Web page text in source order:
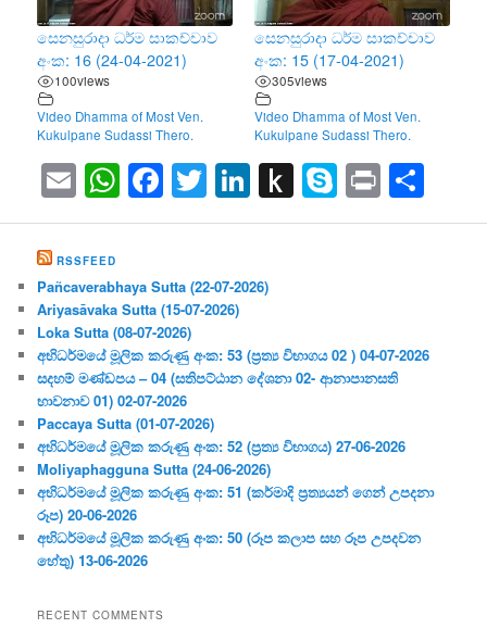
සෙනසුරාදා ධර්ම සාකච්චාව
අංක: 16 (24-04-2021)
100views
Video Dhamma of Most Ven.
Kukulpane Sudassi Thero.
සෙනසුරාදා ධර්ම සාකච්චාව
අංක: 15 (17-04-2021)
305views
Video Dhamma of Most Ven.
Kukulpane Sudassi Thero.
EmailWhatsApp
Facebook
Twitter
LinkedIn
Push
to
Skype
Print
RSSFEED
Pañcaverabhaya Sutta (22-07-2026)
Ariyasāvaka Sutta (15-07-2026)
Loka Sutta (08-07-2026)
අභිධර්මයේ මූලික කරුණු අංක: 53 (ප්‍ර‍ත්‍ය විභාගය 02 ) 04-07-2026
සදහම් මණ්ඩපය – 04 (සතිපට්ඨාන දේශනා 02- ආනාපානසති
භාවනාව 01) 02-07-2026
Paccaya Sutta (01-07-2026)
අභිධර්මයේ මූලික කරුණු අංක: 52 (ප්‍ර‍ත්‍ය විභාගය) 27-06-2026
Moliyaphagguna Sutta (24-06-2026)
අභිධර්මයේ මූලික කරුණු අංක: 51 (කර්මාදි ප්‍ර‍ත්‍යයන් ගෙන් උපදනා
රූප) 20-06-2026
අභිධර්මයේ මූලික කරුණු අංක: 50 (රූප කලාප සහ රූප උපදවන
හේතු) 13-06-2026
RECENT COMMENTS